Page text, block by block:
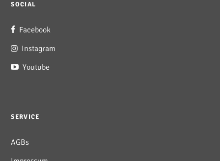
SOCIAL
Facebook
Instagram
Youtube
SERVICE
AGBs